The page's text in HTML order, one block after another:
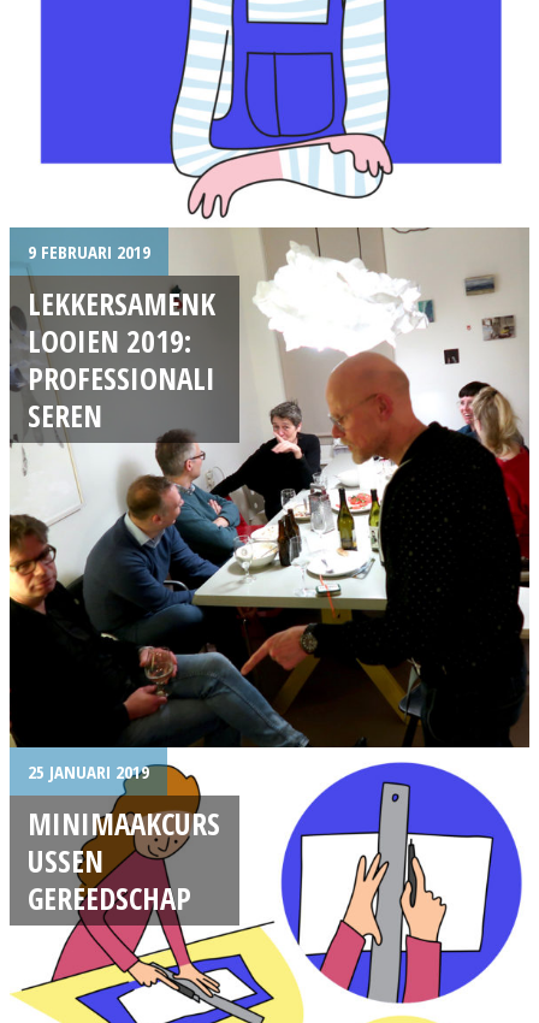
9 FEBRUARI 2019
LEKKERSAMENK
LOOIEN 2019:
PROFESSIONALI
SEREN
25 JANUARI 2019
MINIMAAKCURS
USSEN
GEREEDSCHAP